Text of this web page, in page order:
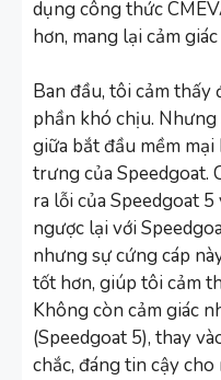
dụng công thức
hơn, mang lại cảm
Ban đầu, tôi cảm thấy
phần khó chịu.
giữa bắt đầu mềm
trưng của Speedgoat.
ra lỗi của Speedgoat
ngược lại với
nhưng sự cứng cáp
tốt hơn, giúp tôi cảm
Không còn cảm giác
(Speedgoat 5), thay
chắc, đáng tin cậy